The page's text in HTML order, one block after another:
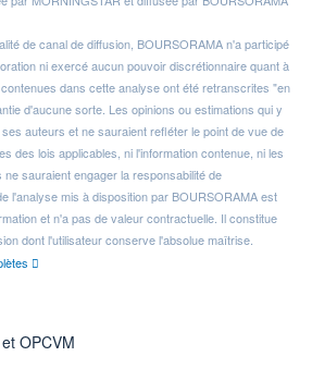
de canal de diffusion, BOURSORAMA n'a participé
ni exercé aucun pouvoir discrétionnaire quant à
dans cette analyse ont été retranscrites "en
d'aucune sorte. Les opinions ou estimations qui y
auteurs et ne sauraient refléter le point de vue de
des lois applicables, ni l'information contenue, ni les
sauraient engager la responsabilité de
l'analyse mis à disposition par BOURSORAMA est
et n'a pas de valeur contractuelle. Il constitue
dont l'utilisateur conserve l'absolue maîtrise.
OPCVM